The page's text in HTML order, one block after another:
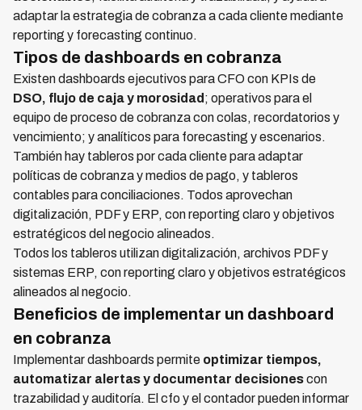
adaptar la estrategia de cobranza a cada cliente mediante
reporting y forecasting continuo.
Tipos de dashboards en cobranza
Existen dashboards ejecutivos para CFO con KPIs de
DSO, flujo de caja y morosidad ; operativos para el
equipo de proceso de cobranza con colas, recordatorios y
vencimiento; y analíticos para forecasting y escenarios.
También hay tableros por cada cliente para adaptar
políticas de cobranza y medios de pago, y tableros
contables para conciliaciones. Todos aprovechan
digitalización, PDF y ERP, con reporting claro y objetivos
estratégicos del negocio alineados.
Todos los tableros utilizan digitalización, archivos PDF y
sistemas ERP, con reporting claro y objetivos estratégicos
alineados al negocio.
Beneficios de implementar un dashboard
en cobranza
Implementar dashboards permite optimizar tiempos,
automatizar alertas y documentar decisionescon
trazabilidad y auditoría. El cfo y el contador pueden informar